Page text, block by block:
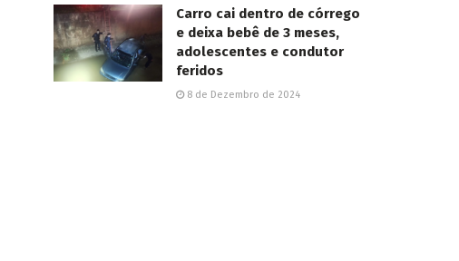
Carro cai dentro de córrego
e deixa bebê de 3 meses,
adolescentes e condutor
feridos
8 de Dezembro de 2024